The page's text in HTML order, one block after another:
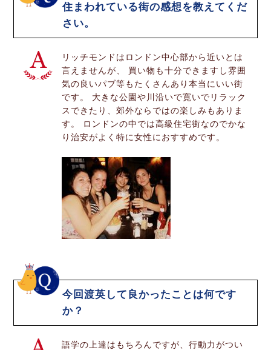
住まわれている街の感想を教えてくだ
さい。
リッチモンドはロンドン中心部から近いとは
言えませんが、 買い物も十分できますし雰囲
気の良いパブ等もたくさんあり本当にいい街
です。 大きな公園や川沿いで寛いでリラック
スできたり、郊外ならではの楽しみもありま
す。 ロンドンの中では高級住宅街なのでかな
り治安がよく特に女性におすすめです。
今回渡英して良かったことは何です
か？
語学の上達はもちろんですが、行動力がつい